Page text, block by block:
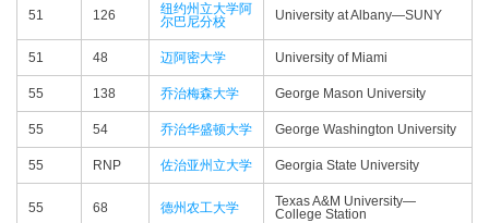
51 126
纽约州立大学阿
尔巴尼分校
University at Albany—​SUNY
51 48 迈阿密大学 University of Miami
55 138 乔治梅森大学 George Mason University
55 54 乔治华盛顿大学 George Washington University
55 RNP 佐治亚州立大学 Georgia State University
55 68 德州农工大学
Texas A&M University—​
College Station